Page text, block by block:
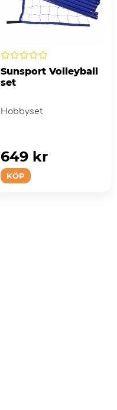
Sunsport Volleyball
set
Hobbyset
KÖP
649 kr